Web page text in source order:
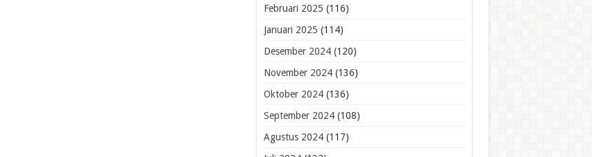
Februari 2025 (116)
Januari 2025 (114)
Desember 2024(120)
November 2024(136)
Oktober 2024(136)
September 2024(108)
Agustus 2024(117)